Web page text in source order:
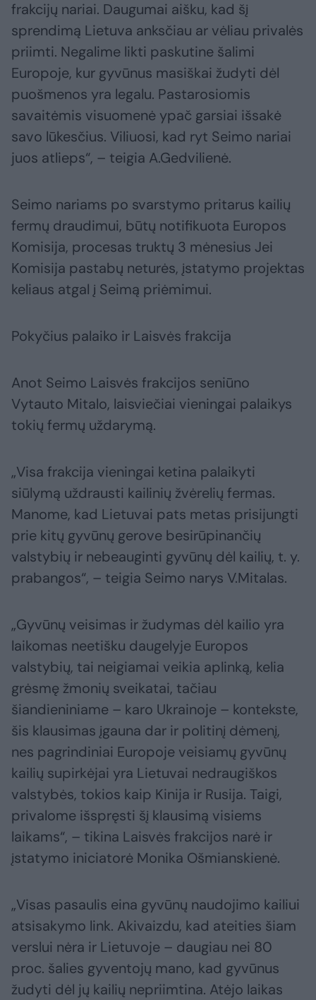
frakcijų nariai. Daugumai aišku, kad šį
sprendimą Lietuva anksčiau ar vėliau privalės
priimti. Negalime likti paskutine šalimi
Europoje, kur gyvūnus masiškai žudyti dėl
puošmenos yra legalu. Pastarosiomis
savaitėmis visuomenė ypač garsiai išsakė
savo lūkesčius. Viliuosi, kad ryt Seimo nariai
juos atlieps“, – teigia A.Gedvilienė.
Seimo nariams po svarstymo pritarus kailių
fermų draudimui, būtų notifikuota Europos
Komisija, procesas truktų 3 mėnesius Jei
Komisija pastabų neturės, įstatymo projektas
keliaus atgal į Seimą priėmimui.
Pokyčius palaiko ir Laisvės frakcija
Anot Seimo Laisvės frakcijos seniūno
Vytauto Mitalo, laisviečiai vieningai palaikys
tokių fermų uždarymą.
„Visa frakcija vieningai ketina palaikyti
siūlymą uždrausti kailinių žvėrelių fermas.
Manome, kad Lietuvai pats metas prisijungti
prie kitų gyvūnų gerove besirūpinančių
valstybių ir nebeauginti gyvūnų dėl kailių, t. y.
prabangos“, – teigia Seimo narys V.Mitalas.
„Gyvūnų veisimas ir žudymas dėl kailio yra
laikomas neetišku daugelyje Europos
valstybių, tai neigiamai veikia aplinką, kelia
grėsmę žmonių sveikatai, tačiau
šiandieniniame – karo Ukrainoje – kontekste,
šis klausimas įgauna dar ir politinį dėmenį,
nes pagrindiniai Europoje veisiamų gyvūnų
kailių supirkėjai yra Lietuvai nedraugiškos
valstybės, tokios kaip Kinija ir Rusija. Taigi,
privalome išspręsti šį klausimą visiems
laikams“, – tikina Laisvės frakcijos narė ir
įstatymo iniciatorė Monika Ošmianskienė.
„Visas pasaulis eina gyvūnų naudojimo kailiui
atsisakymo link. Akivaizdu, kad ateities šiam
verslui nėra ir Lietuvoje – daugiau nei 80
proc. šalies gyventojų mano, kad gyvūnus
žudyti dėl jų kailių nepriimtina. Atėjo laikas